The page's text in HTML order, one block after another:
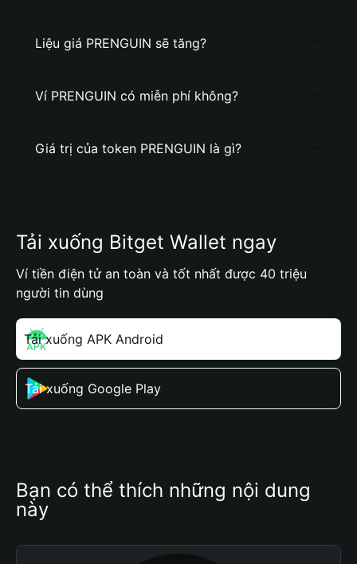
Liệu giá PRENGUIN sẽ tăng?
Ví PRENGUIN có miễn phí không?
Giá trị của token PRENGUIN là gì?
Tải xuống Bitget Wallet ngay
Ví tiền điện tử an toàn và tốt nhất được 40 triệu
người tin dùng
Tải xuống APK Android
Tải xuống Google Play
Bạn có thể thích những nội dung
này